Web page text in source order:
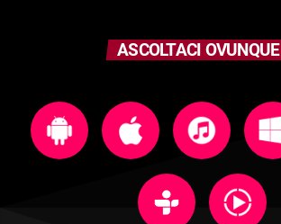
ASCOLTACI OVUNQUE